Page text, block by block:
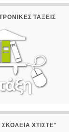
ΤΆΞΕΙΣ
ΣΚΟΛΕΙΆ ΧΤΊΣΤΕ”